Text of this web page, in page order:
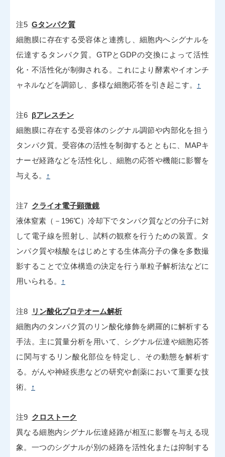
注5 Gタンパク質
細胞膜に存在する受容体と連携し、細胞内へシグナルを
伝達するタンパク質。GTPとGDPの交換によって活性
化・不活性化が制御される。これにより酵素やイオンチ
ャネルなどを調節し、多様な細胞応答を引き起こす。
↑
注6 βアレスチン
細胞膜に存在する受容体のシグナル調節や内部化を担う
タンパク質。受容体の活性を制御するとともに、MAPキ
ナーゼ経路などを活性化し、細胞の応答や機能に影響を
与える。
↑
注7 クライオ電子顕微鏡
液体窒素（－196℃）冷却下でタンパク質などの分子に対
して電子線を照射し、試料の観察を行うための装置。タ
ンパク質や核酸をはじめとする生体高分子の像を多数撮
影することで立体構造の決定を行う単粒子解析法などに
用いられる。
↑
注8
リン酸化プロテオーム解析
細胞内のタンパク質のリン酸化修飾を網羅的に解析する
手法。主に質量分析を用いて、シグナル伝達や細胞応答
に関与するリン酸化部位を特定し、その動態を解析す
る。がんや神経疾患などの研究や創薬において重要な技
術。
↑
注9 クロストーク
異なる細胞内シグナル伝達経路が相互に影響を与える現
象。一つのシグナルが別の経路を活性化または抑制する